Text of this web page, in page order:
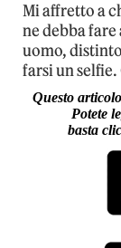
Mi affretto a
ne debba
uomo,
farsi un
Questo
Potete
basta